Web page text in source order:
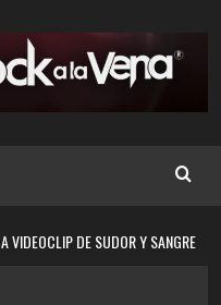
VIDEOCLIP DE SUDOR Y SANGRE